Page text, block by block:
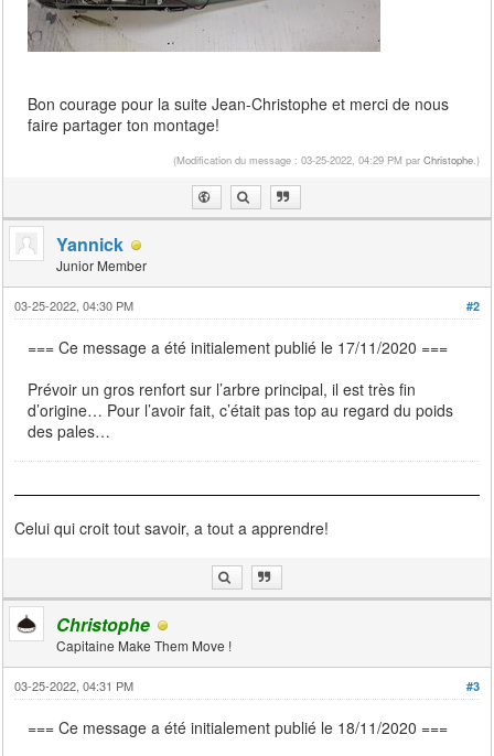
Bon courage pour la suite Jean-Christophe et merci de nous
faire partager ton montage!
(Modification du message : 03-25-2022, 04:29 PM par Christophe.)
Yannick
Junior Member
#2
03-25-2022, 04:30 PM
=== Ce message a été initialement publié le 17/11/2020 ===
Prévoir un gros renfort sur l’arbre principal, il est très fin
d’origine… Pour l’avoir fait, c’était pas top au regard du poids
des pales…
Celui qui croit tout savoir, a tout a apprendre!
Christophe
Capitaine Make Them Move !
#3
03-25-2022, 04:31 PM
=== Ce message a été initialement publié le 18/11/2020 ===